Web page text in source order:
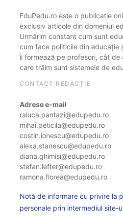
EduPedu.ro este o publicație
exclusiv articole din domeniul
Urmărim constant cum sunt
cum face politicile din educație
îi formează pe profesori, cât de
care trăim sunt sistemele de
CONTACT REDACȚIE
Adrese e-mail
raluca.pantazi@edupedu.ro
mihai.peticila@edupedu.ro
costin.ionescu@edupedu.ro
alexa.stanescu@edupedu.ro
diana.ghimisi@edupedu.ro
stefan.lefter@edupedu.ro
ramona.florea@edupedu.ro
Notă de informare cu privire la
personale prin intermediul site-